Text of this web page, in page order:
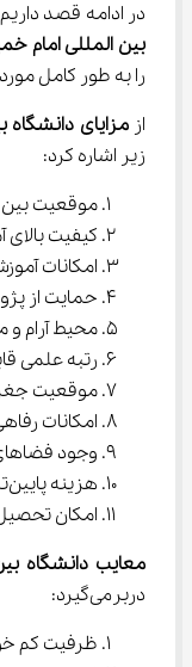
در ادامه قصد
بین المللی امام
را به طور کامل
از مزایای دانشگاه
زیر اشاره کرد:
موقعیت بین
کیفیت
امکانات
حمایت از پژوهش‌های
محیط آرام
رتبه علمی
موقعیت
امکانات
وجود
هزینه پایین‌تر زندگی نسبت به شهرهای بزرگ
امکان
معایب دانشگاه
دربرمی‌گیرد:
ظرفیت کم